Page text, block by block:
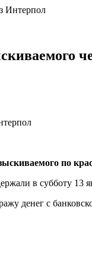
Интерпол
по
в субботу
денег с